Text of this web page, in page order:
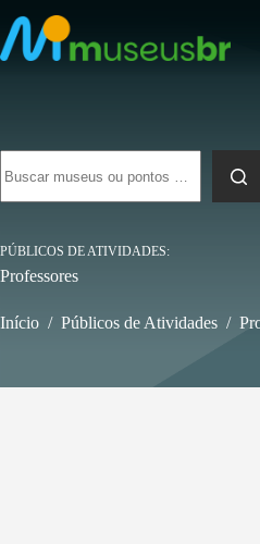
para
o
conteúdo
resultados
PÚBLICOS DE ATIVIDADES
Professores
Início / Públicos de Atividades /